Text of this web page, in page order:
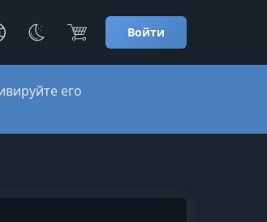
Войти
его